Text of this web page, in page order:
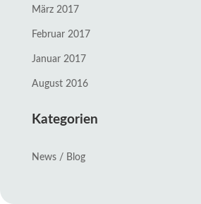
März 2017
Februar 2017
Januar 2017
August 2016
Kategorien
News / Blog